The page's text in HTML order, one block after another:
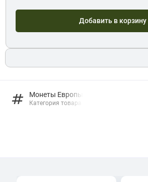
Монеты Европы
Категория товара
Добавить в корзину